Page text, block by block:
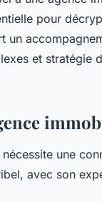
pour
et stratégie
nécessite une
avec son